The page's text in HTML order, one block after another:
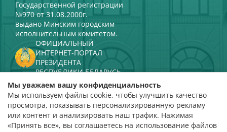
Государственной регистрации
№970 от 31.08.2000г.
выдано Минским городским
исполнительным комитетом.
ОФИЦИАЛЬНЫЙ
ИНТЕРНЕТ-ПОРТАЛ
ПРЕЗИДЕНТА
РЕСПУБЛИКИ БЕЛАРУСЬ
МИНИСТЕРСТВО КУЛЬТУРЫ
РЕСПУБЛИКИ БЕЛАРУСЬ
ПОРТАЛ
РЕЙТИНГОВОЙ ОЦЕНКИ
Мы уважаем вашу конфиденциальность
Мы используем файлы cookie, чтобы улучшить качество
просмотра, показывать персонализированную рекламу
или контент и анализировать наш трафик. Нажимая
«Принять все», вы соглашаетесь на использование файлов